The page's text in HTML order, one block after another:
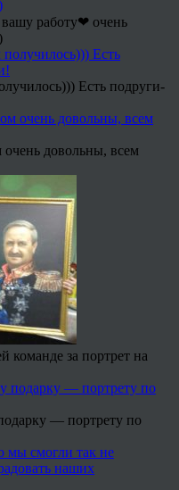
вашу работу❤ очень
Есть подруги-
очень довольны, всем
команде за портрет на
— портрету по